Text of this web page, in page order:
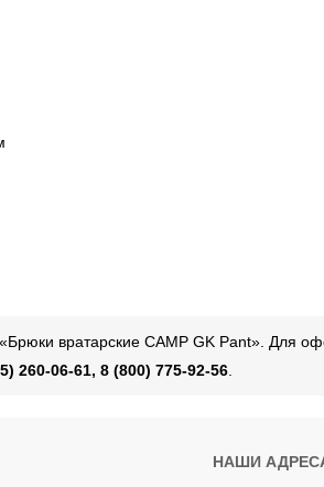
вратарские CAMP GK Pant». Для
260-06-61, 8 (800) 775-92-56
НАШИ